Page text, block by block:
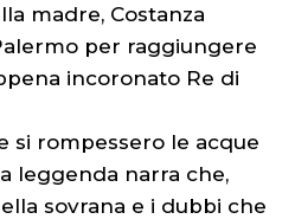
madre, Costanza
per raggiungere
incoronato Re di
si rompessero le acque
leggenda narra che,
sovrana e i dubbi che